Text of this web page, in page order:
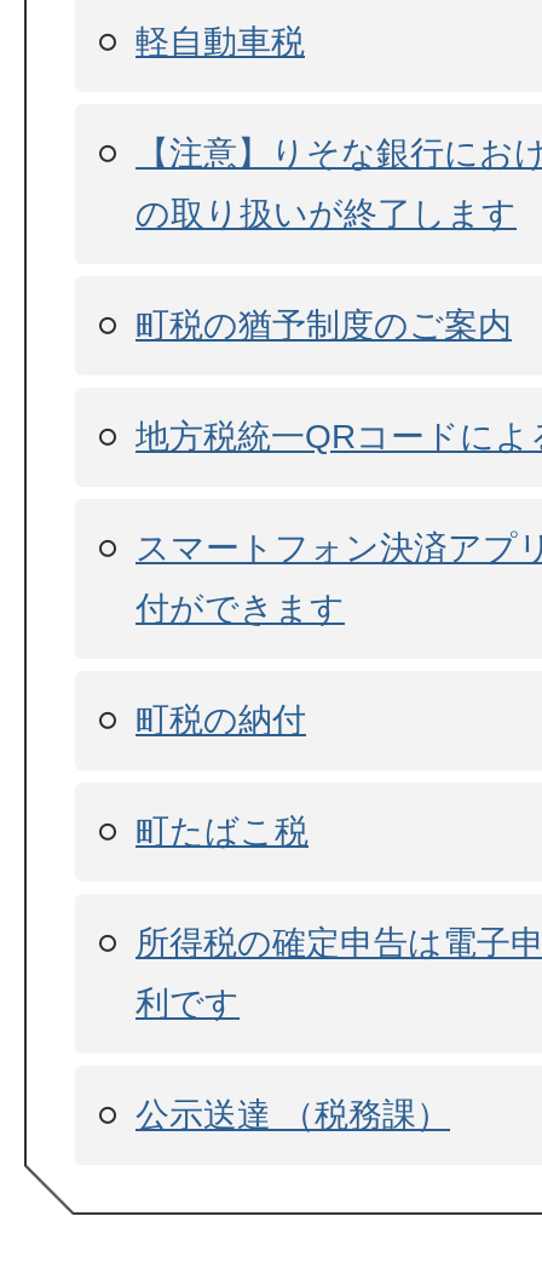
軽自動車税
【注意】りそな銀行にお
の取り扱いが終了します
町税の猶予制度のご案内
地方税統一QRコードに
スマートフォン決済アプ
付ができます
町税の納付
町たばこ税
所得税の確定申告は電子
利です
公示送達 （税務課）